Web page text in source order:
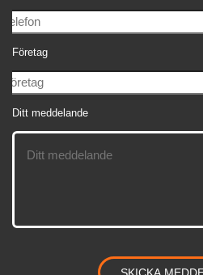
Företag
Ditt meddelande